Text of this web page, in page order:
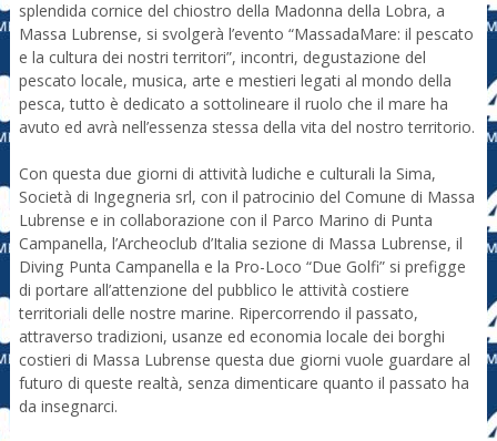
splendida cornice del chiostro della Madonna della Lobra, a
Massa Lubrense, si svolgerà l’evento “MassadaMare: il pescato
e la cultura dei nostri territori”, incontri, degustazione del
pescato locale, musica, arte e mestieri legati al mondo della
pesca, tutto è dedicato a sottolineare il ruolo che il mare ha
avuto ed avrà nell’essenza stessa della vita del nostro territorio.
Con questa due giorni di attività ludiche e culturali la Sima,
Società di Ingegneria srl, con il patrocinio del Comune di Massa
Lubrense e in collaborazione con il Parco Marino di Punta
Campanella, l’Archeoclub d’Italia sezione di Massa Lubrense, il
Diving Punta Campanella e la Pro-Loco “Due Golfi” si prefigge
di portare all’attenzione del pubblico le attività costiere
territoriali delle nostre marine. Ripercorrendo il passato,
attraverso tradizioni, usanze ed economia locale dei borghi
costieri di Massa Lubrense questa due giorni vuole guardare al
futuro di queste realtà, senza dimenticare quanto il passato ha
da insegnarci.